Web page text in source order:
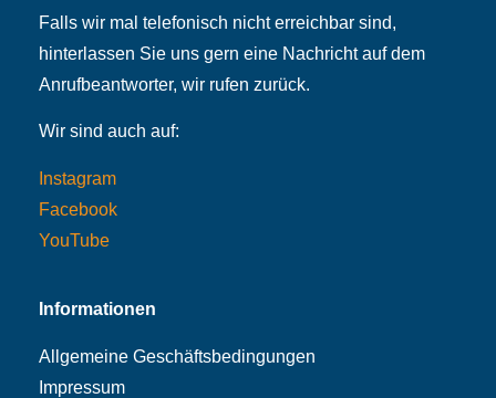
Falls wir mal telefonisch nicht erreichbar sind,
hinterlassen Sie uns gern eine Nachricht auf dem
Anrufbeantworter, wir rufen zurück.
Wir sind auch auf:
Instagram
Facebook
YouTube
Informationen
Allgemeine Geschäftsbedingungen
Impressum